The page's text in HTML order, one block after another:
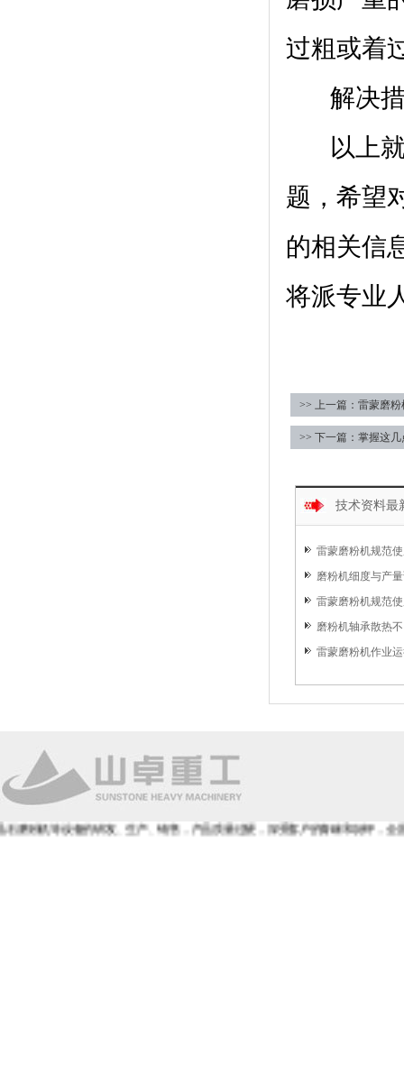
过粗或着
解决措
以上
题，希望
的相关信
将派专业
>> 上一篇：雷蒙磨
>> 下一篇：掌握这
技术资料最
雷蒙磨粉机规范
磨粉机细度与产
雷蒙磨粉机规范
磨粉机轴承散热
雷蒙磨粉机作业
设备的研发、生产、销售，产品质量过硬，深受客户的青睐和好评，全国免费